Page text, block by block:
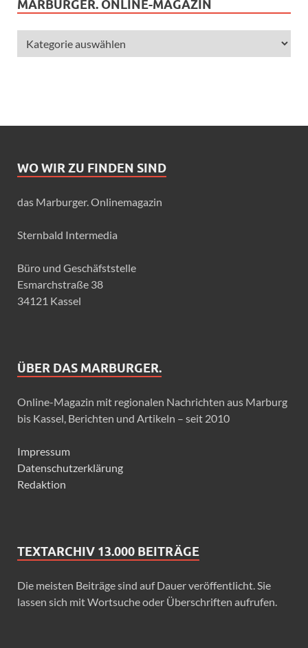
MARBURGER. ONLINE-MAGAZIN
WO WIR ZU FINDEN SIND
das Marburger. Onlinemagazin
Sternbald Intermedia
Büro und Geschäfststelle
Esmarchstraße 38
34121 Kassel
ÜBER DAS MARBURGER.
Online-Magazin mit regionalen Nachrichten aus Marburg
bis Kassel, Berichten und Artikeln – seit 2010
Impressum
Datenschutzerklärung
Redaktion
TEXTARCHIV 13.000 BEITRÄGE
Die meisten Beiträge sind auf Dauer veröffentlicht. Sie
lassen sich mit Wortsuche oder Überschriften aufrufen.